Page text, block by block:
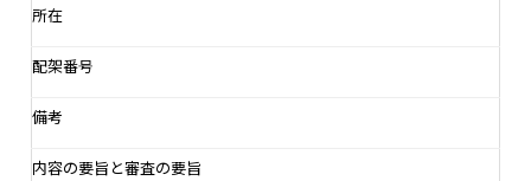
所在
配架番号
備考
内容の要旨と審査の要旨